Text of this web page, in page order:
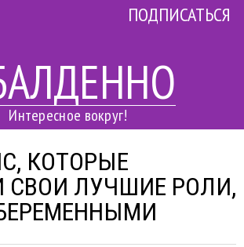
Интересное вокруг!
ПОДПИСАТЬСЯ
КОТОРЫЕ
СВОИ ЛУЧШИЕ РОЛИ,